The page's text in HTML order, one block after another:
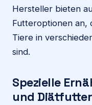
Hersteller bieten
Futteroptionen an,
Tiere in
sind.
Spezielle
und Diätfutter